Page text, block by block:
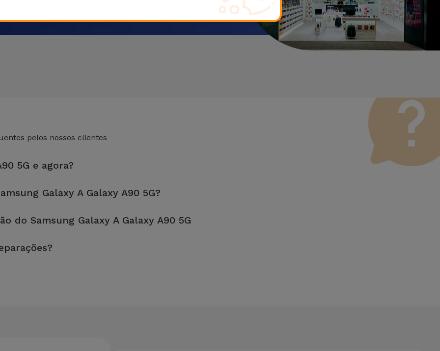
pelos nossos clientes
5G e agora?
Galaxy A Galaxy A90 5G?
do Samsung Galaxy A Galaxy A90 5G
mais barata.